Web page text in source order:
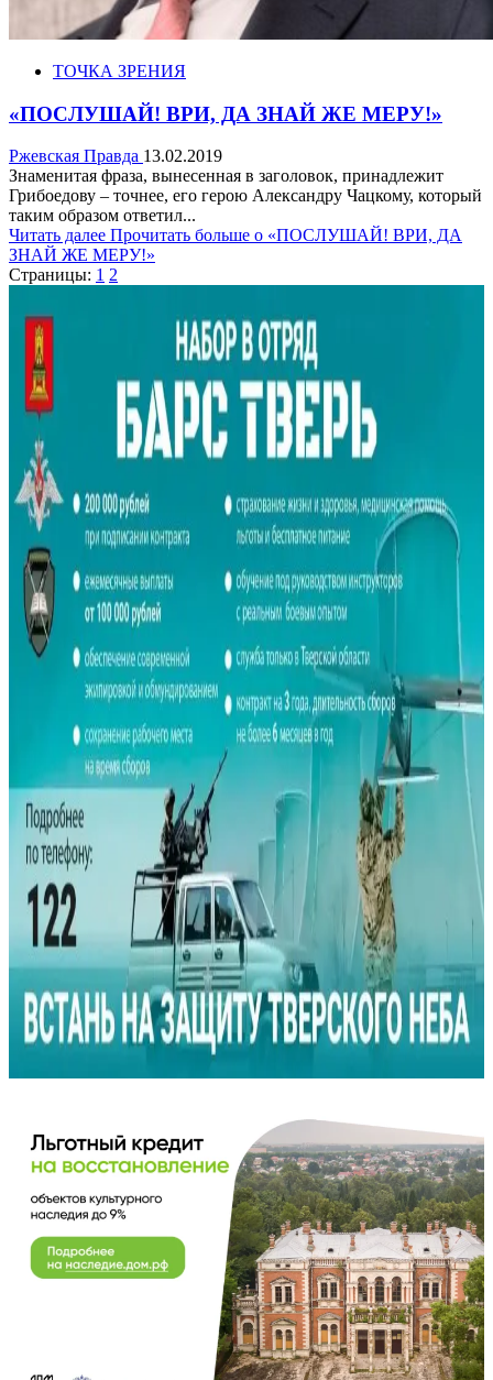
ТОЧКА ЗРЕНИЯ
«ПОСЛУШАЙ! ВРИ, ДА ЗНАЙ ЖЕ МЕРУ!»
Ржевская Правда 13.02.2019
Знаменитая фраза, вынесенная в заголовок, принадлежит
Грибоедову – точнее, его герою Александру Чацкому, который
таким образом ответил...
Читать далее Прочитать больше о «ПОСЛУШАЙ! ВРИ, ДА
ЗНАЙ ЖЕ МЕРУ!»
Страницы: 1 2